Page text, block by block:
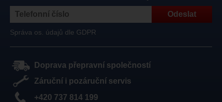
Správa os. údajů dle GDPR
Doprava přepravní společností
Záruční i pozáruční servis
+420 737 814 199